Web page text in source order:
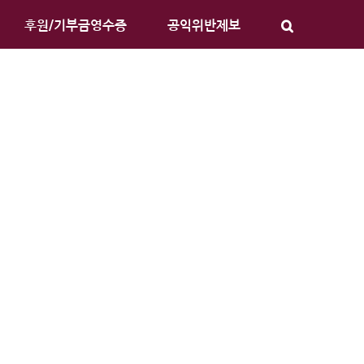
후원/기부금영수증 공익위반제보